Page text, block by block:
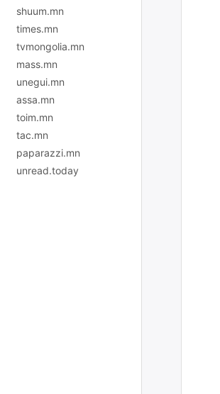
shuum.mn
times.mn
tvmongolia.mn
mass.mn
unegui.mn
assa.mn
toim.mn
tac.mn
paparazzi.mn
unread.today